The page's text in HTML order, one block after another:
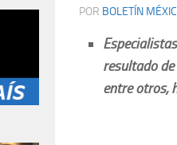
POR BOLETÍN
resultado
entre otros,